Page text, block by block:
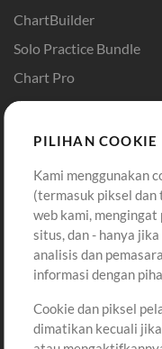
ChartBuilder
Solo Practice Bundle
Chart Pro
Template ProPresenter
Sound
Pembelian
Beli Kredit
Konten Gratis
Permintaan Lagu
Lain-lain
Sesi
PILIHAN COOKIE
Kami menggunakan
(termasuk piksel dan
web kami,
situs, dan - hanya
analisis dan
informasi dengan
Cookie dan piksel
dimatikan kecuali